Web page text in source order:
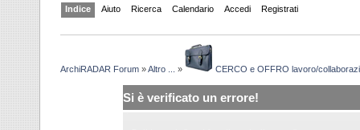
Indice Aiuto Ricerca Calendario Accedi Registrati
ArchiRADAR Forum »Altro ... » CERCO e OFFRO lavoro/
Si è verificato un errore!